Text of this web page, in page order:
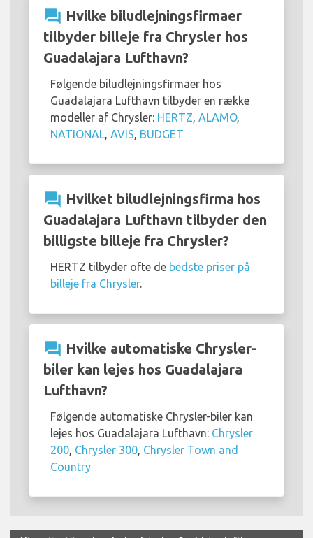
question_answer Hvilke biludlejningsfirmaer
tilbyder billeje fra Chrysler hos
Guadalajara Lufthavn?
Følgende biludlejningsfirmaer hos
Guadalajara Lufthavn tilbyder en række
modeller af Chrysler: HERTZ ALAMO,
NATIONAL
AVIS BUDGET
question_answer Hvilket biludlejningsfirma hos
Guadalajara Lufthavn tilbyder den
billigste billeje fra Chrysler?
HERTZ tilbyder ofte de bedste priser på
billeje fra Chrysler.
question_answer Hvilke automatiske Chrysler-
biler kan lejes hos Guadalajara
Lufthavn?
Følgende automatiske Chrysler-biler kan
lejes hos Guadalajara Lufthavn: Chrysler
200 Chrysler 300 Chrysler Town and
Country